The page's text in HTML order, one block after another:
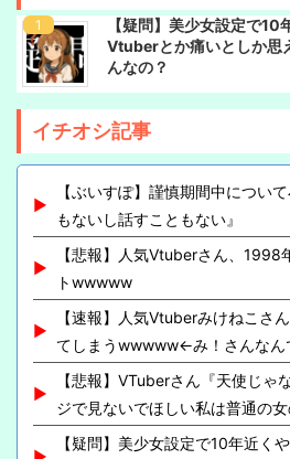
【疑問】美少女設定で
Vtuberとか痛いとしか思
んなの？
イチオシ記事
【ぶいすぽ】謹慎期間中につい
もないし話すこともない』
【悲報】人気Vtuberさん、1998
トwwwww
【速報】人気Vtuberみけねこさ
てしまうwwwww←み！さんなん
【悲報】VTuberさん『天使じゃ
ジで見ないでほしい私は普通の女
【疑問】美少女設定で10年近く